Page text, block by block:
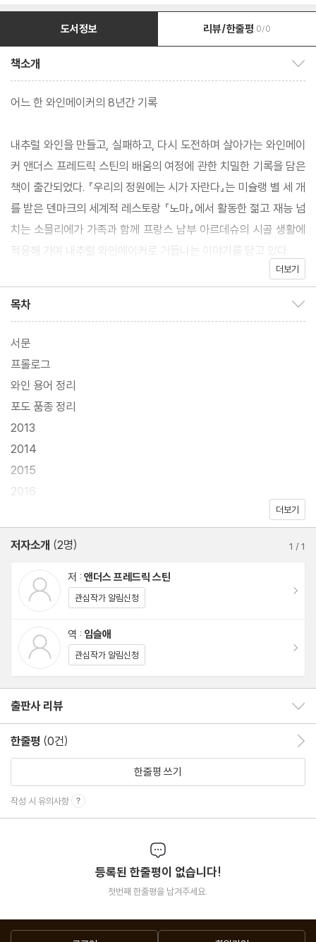
도서정보 리뷰/한줄평 0/0
책소개
어느 한 와인메이커의 8년간 기록
내추럴 와인을 만들고, 실패하고, 다시 도전하며 살아가는 와인메이
커 앤더스 프레드릭 스틴의 배움의 여정에 관한 치밀한 기록을 담은
책이 출간되었다. 『우리의 정원에는 시가 자란다』는 미슐랭 별 세 개
를 받은 덴마크의 세계적 레스토랑 『노마』에서 활동한 젊고 재능 넘
치는 소믈리에가 가족과 함께 프랑스 남부 아르데슈의 시골 생활에
적응해 가며 내추럴 와인메이커로 거듭나는 이야기를 담고 있다.
스 프레드릭 스틴은 미각이 훌륭하고 와인에 관해 날카로우며 지적
인 이해로 널리 알려졌다. 그가 가장 많이 들었던 말은 바로 『와인
양조에 관해서라면 웬만한 업자보다 빠삭한 친구니까』였다. 이미 와
인 양조에 관한 기본적 이해가 형성된 이 『빠삭한 친구』는 와인의 생
명력에 집중하여 자신만의 내추럴 와인을 만들기로 결심한다. 즉 과
즙에 첨가제를 넣거나 특정 요소를 제거하지 않고 와인을 만들어 내
는 방법을 탐구한다. 내추럴 와인은 포도 품종을 고르고 포도를 잘
길러 내는 것부터 시작하는 그야말로 사람 손을 일일이 모두 거쳐야
하는 고된 작업물이다. 유기농 혹은 바이오다이내믹 농법으로 포도
를 재배하고, 양조 과정에서 그 어떤 것을 첨가하지도 제거하지도 않
고, 오로지 자연의 순리에 따르는 작업인 셈이다.
앤더스 프레드릭 스틴의 와인은 이 작업에서 좀 더 자유롭다. 스틴은
고유함과 변조를 모두 시도한다. 산화 풍미를 실험하거나 극도의 숙
성을 감행함으로써 와인에 영혼과도 같은 스타일과 이상을 투영하
기도 했다. 끊임없이 스스로 질문을 던지면서 매일 새로이 진화하며
세상에 강렬한 메시지를 던지다. 특히 스틴의 와인은 메시지를 와인
더보기
목차
서문
프롤로그
와인 용어 정리
포도 품종 정리
2013
2014
2015
2016
2019
2020
에필로그
더보기
저자소개 (2명) 1 /1
저 : 앤더스 프레드릭 스틴
관심작가 알림신청
역 : 임슬애
관심작가 알림신청
출판사 리뷰
한줄평 (0건)
한줄평 쓰기
작성 시 유의사항
등록된 한줄평이 없습니다!
첫번째 한줄평을 남겨주세요.